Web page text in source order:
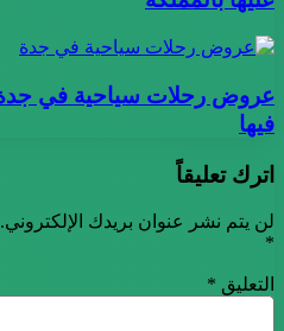
فيها
اترك تعليقاً
لن يتم نشر عنوان بريدك الإلكتروني.
*
التعليق *